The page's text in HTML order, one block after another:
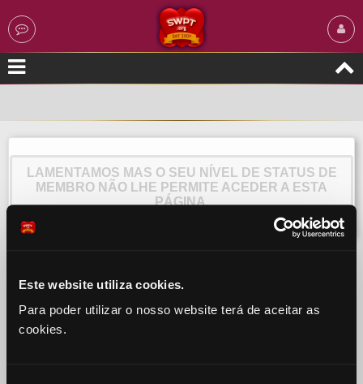
Este website utiliza cookies.
Para poder utilizar o nosso website terá de aceitar as
cookies.
LAMENTAMOS MAS O SEU NÍVEL DE STATUS DE
MEMBRO NÃO LHE PERMITE ACEDER A ESTA
PÁGINA.